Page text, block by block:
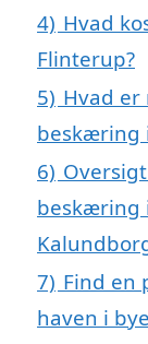
4) Hvad
Flinterup?
5) Hvad er
beskæring
6)
beskæring
7) Find en
haven i